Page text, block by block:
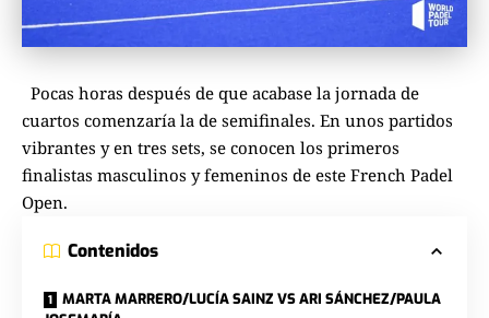
Pocas horas después de que acabase la jornada de
cuartos comenzaría la de semifinales. En unos partidos
vibrantes y en tres sets, se conocen los primeros
finalistas masculinos y femeninos de este French Padel
Open.
Contenidos
MARTA MARRERO/LUCÍA SAINZ VS ARI SÁNCHEZ/PAULA